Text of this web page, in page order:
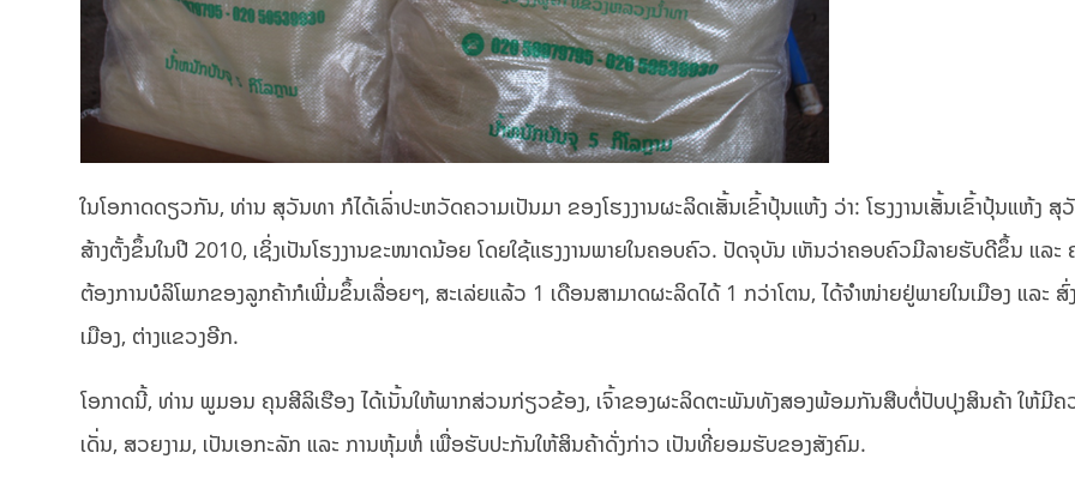
ໃນໂອກາດດຽວກັນ, ທ່ານ ສຸວັນທາ ກໍໄດ້ເລົ່າປະຫວັດຄວາມເປັນມາ ຂອງໂຮງງານຜະລິດເສັ້ນເຂົ້າປຸ້ນແຫ້ງ ວ່າ: ໂຮງງານເສັ້ນເຂົ້າປຸ້ນແຫ້ງ ສຸ
ສ້າງຕັ້ງຂຶ້ນໃນປີ 2010, ເຊິ່ງເປັນໂຮງງານຂະໜາດນ້ອຍ ໂດຍໃຊ້ແຮງງານພາຍໃນຄອບຄົວ. ປັດຈຸບັນ ເຫັນວ່າຄອບຄົວມີລາຍຮັບດີຂຶ້ນ ແລະ
ຕ້ອງການບໍລິໂພກຂອງລູກຄ້າກໍເພີ່ມຂຶ້ນເລື່ອຍໆ, ສະເລ່ຍແລ້ວ 1 ເດືອນສາມາດຜະລິດໄດ້ 1 ກວ່າໂຕນ, ໄດ້ຈໍາໜ່າຍຢູ່ພາຍໃນເມືອງ ແລະ ສົ່
ເມືອງ, ຕ່າງແຂວງອີກ.
ໂອກາດນີ້, ທ່ານ ພູມອນ ຄຸນສີລິເຮືອງ ໄດ້ເນັ້ນໃຫ້ພາກສ່ວນກ່ຽວຂ້ອງ, ເຈົ້າຂອງຜະລິດຕະພັນທັງສອງພ້ອມກັນສືບຕໍ່ປັບປຸງສິນຄ້າ ໃຫ້ມີຄ
ເດັ່ນ, ສວຍງາມ, ເປັນເອກະລັກ ແລະ ການຫຸ້ມຫໍ່ ເພື່ອຮັບປະກັນໃຫ້ສິນຄ້າດັ່ງກ່າວ ເປັນທີ່ຍອມຮັບຂອງສັງຄົມ.